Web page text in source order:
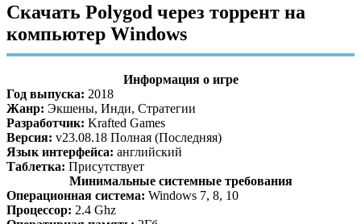
Скачать Polygod через торрент на
компьютер Windows
Информация о игре
Год выпуска: 2018
Жанр: Экшены, Инди, Стратегии
Разработчик: Krafted Games
Версия: v23.08.18 Полная (Последняя)
Язык интерфейса: английский
Таблетка: Присутствует
Минимальные системные требования
Операционная система: Windows 7, 8, 10
Процессор: 2.4 Ghz